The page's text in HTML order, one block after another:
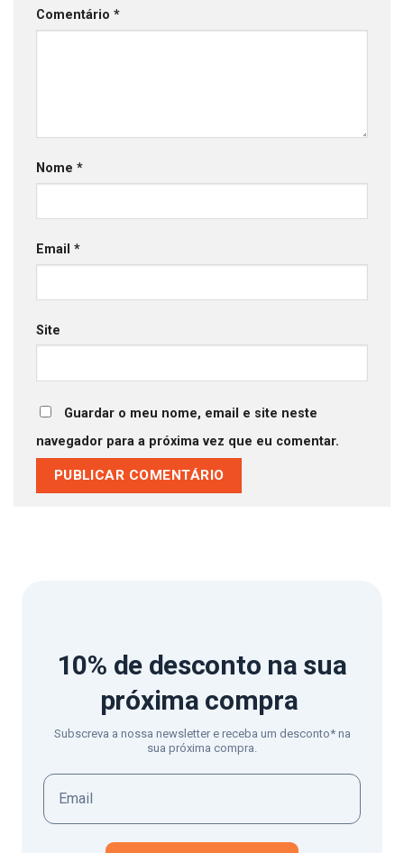
Comentário *
Nome *
Email *
Site
Guardar o meu nome, email e site neste
navegador para a próxima vez que eu comentar.
10% de desconto na sua
próxima compra
Subscreva a nossa newsletter e receba um desconto* na
sua próxima compra.